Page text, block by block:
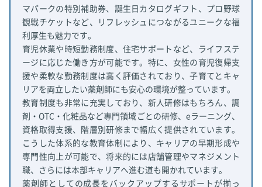
マパークの特別補助券、誕生日カタログギフト、プロ野球
観戦チケットなど、リフレッシュにつながるユニークな福
利厚生も魅力です。
育児休業や時短勤務制度、住宅サポートなど、ライフステ
ージに応じた働き方が可能です。特に、女性の育児復帰支
援や柔軟な勤務制度は高く評価されており、子育てとキャ
リアを両立したい薬剤師にも安心の環境が整っています。
教育制度も非常に充実しており、新人研修はもちろん、調
剤・OTC・化粧品など専門領域ごとの研修、eラーニング、
資格取得支援、階層別研修まで幅広く提供されています。
こうした体系的な教育体制により、キャリアの早期形成や
専門性向上が可能で、将来的には店舗管理やマネジメント
職、さらには本部キャリアへ進む道も開かれています。
薬剤師としての成長をバックアップするサポートが揃っ